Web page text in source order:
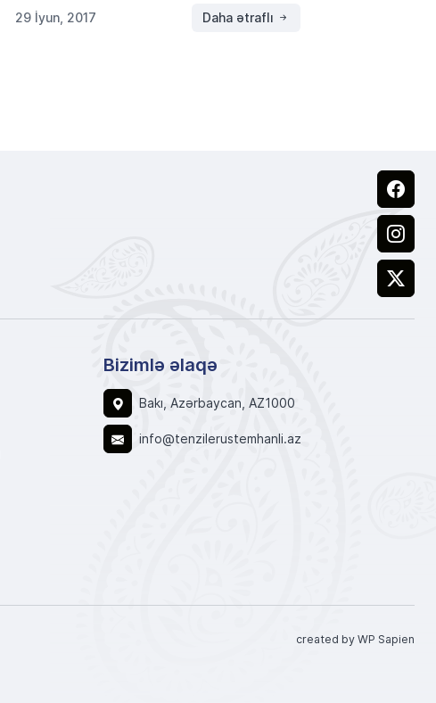
29 İyun, 2017 Daha ətraflı
Facebook
Instagram
Bizimlə əlaqə
Bakı, Azərbaycan, AZ1000
info@tenzilerustemhanli.az
created by WP Sapien